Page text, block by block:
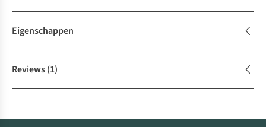
Eigenschappen
Reviews(1)